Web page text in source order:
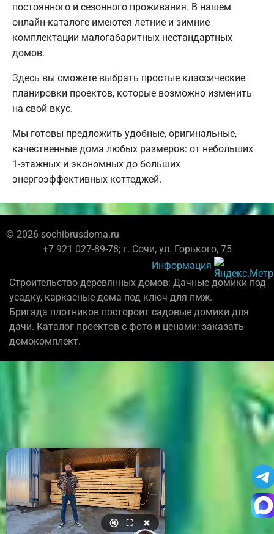
постоянного и сезонного проживания. В нашем
онлайн-каталоге имеются летние и зимние
комплектации малогабаритных нестандартных
домов.
Здесь вы сможете выбрать простые классические
планировки проектов, которые возможно изменить
на свой вкус.
Мы готовы предложить удобные, оригинальные,
качественные дома любых размеров: от небольших
1-этажных и экономных до больших
энергоэффективных коттеджей.
© 2026 sochibrusdoma.ru
+7 921 027-89-78; г. Сочи, ул. Горького, 75
Информация
Строительство деревянных домов: Дачные домики под
усадку, каркасные дома под ключ для пмж.
Бригада плотников постороит садовые домики для
дачи. Каталог проектов с фото и ценами: заказать
домокомплект.
🔇 ⛶ ✖